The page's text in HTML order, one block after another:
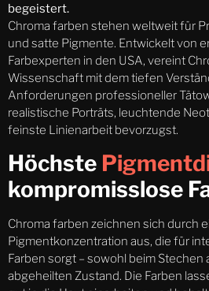
begeistert.
Chroma farben stehen weltweit für
und satte Pigmente. Entwickelt von
Farbexperten in den USA, vereint
Wissenschaft mit dem tiefen
Anforderungen professioneller
realistische Porträts, leuchtende
feinste Linienarbeit bevorzugst.
Höchste
kompromisslose
Chroma farben zeichnen sich durch
Pigmentkonzentration aus, die für
Farben sorgt – sowohl beim Stechen
abgeheilten Zustand. Die Farben